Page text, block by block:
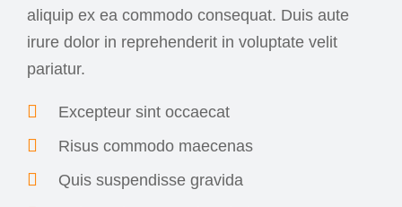
aliquip ex ea commodo consequat. Duis aute
irure dolor in reprehenderit in voluptate velit
pariatur.
Excepteur sint occaecat
Risus commodo maecenas
Quis suspendisse gravida